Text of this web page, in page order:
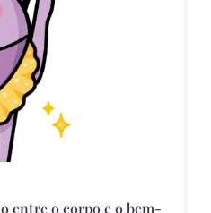
entre o corpo e o bem-